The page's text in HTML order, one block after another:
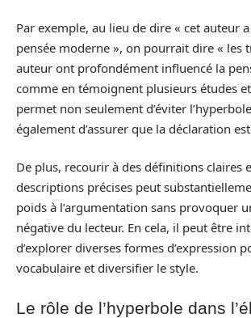
Par exemple, au lieu de dire « cet auteur
pensée moderne », on pourrait dire « les
auteur ont profondément influencé la
comme en témoignent plusieurs études
permet non seulement d’éviter
également d’assurer que la déclaration
De plus, recourir à des définitions claires
descriptions précises peut
poids à l’argumentation sans provoquer
négative du lecteur. En cela, il peut être
d’explorer diverses formes d’expression
vocabulaire et diversifier le style.
Le rôle de l’hyperbole dans